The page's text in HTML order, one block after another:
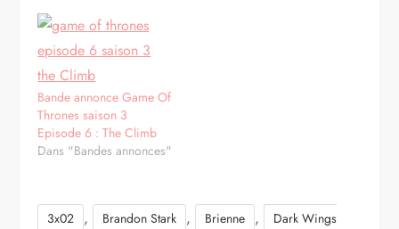
Bande annonce Game Of
Thrones saison 3
Episode 6 : The Climb
Dans "Bandes annonces"
3x02 , Brandon Stark , Brienne ,
Dark Wings